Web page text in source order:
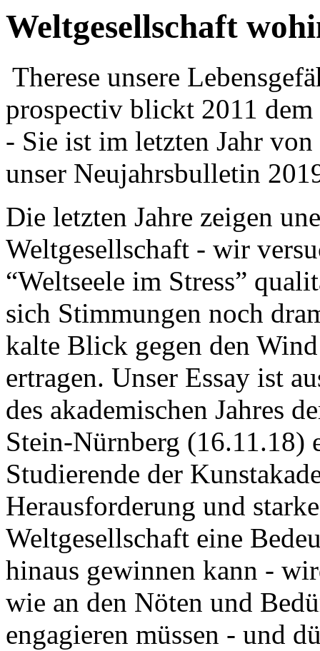
Weltgesellschaft
Therese unsere
prospectiv blickt 2011
- Sie ist im letzten Jahr
unser Neujahrsbulletin
Die letzten Jahre zeigen
Weltgesellschaft - wir
“Weltseele im Stress”
sich Stimmungen noch
kalte Blick gegen den
ertragen. Unser Essay ist
des akademischen Jahres
Stein-Nürnberg (16.11.18)
Studierende der
Herausforderung und
Weltgesellschaft eine
hinaus gewinnen kann -
wie an den Nöten und
engagieren müssen - und